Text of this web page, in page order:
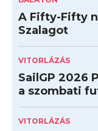
A Fifty-Fifty
Szalagot
VITORLÁZÁS
SailGP 2026
a szombati
VITORLÁZÁS